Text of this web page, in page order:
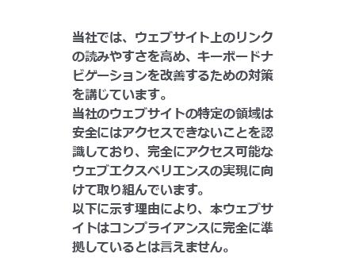
当社では、ウェブサイト上のリンク
の読みやすさを高め、キーボードナ
ビゲーションを改善するための対策
を講じています。
当社のウェブサイトの特定の領域は
安全にはアクセスできないことを認
識しており、完全にアクセス可能な
ウェブエクスペリエンスの実現に向
けて取り組んでいます。
以下に示す理由により、本ウェブサ
イトはコンプライアンスに完全に準
拠しているとは言えません。